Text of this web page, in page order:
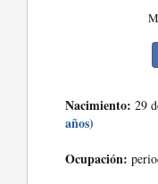
Nacimiento: 29
años)
Ocupación: